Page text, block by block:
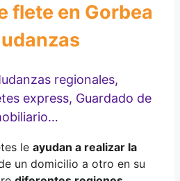
flete en Gorbea
regionales,
express, Guardado de
le ayudan a realizar la
un domicilio a otro en su